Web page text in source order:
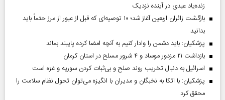
زنده‌یاد عبدی در آینده نزدیک
بازگشت زائران اربعین آغاز شد؛ ۱۰ توصیه‌ای که قبل از عبور از مرز حتماً باید
بدانید
پزشکیان: باید دشمن را وادار کنیم به آنچه امضا کرده پایبند بماند
بازداشت ۲۱ مزدور موساد و ۴ شرور مسلح در استان کرمان
اسرائیل به دنبال تخریب روند صلح و بی‌ثبات کردن سوریه و غزه است
پزشکیان: با اتکا به نخبگان و مدیران با انگیزه می‌توان تحول نظام سلامت را
محقق کرد